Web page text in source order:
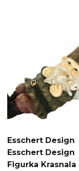
Esschert Design
Esschert Design
Figurka Krasnala